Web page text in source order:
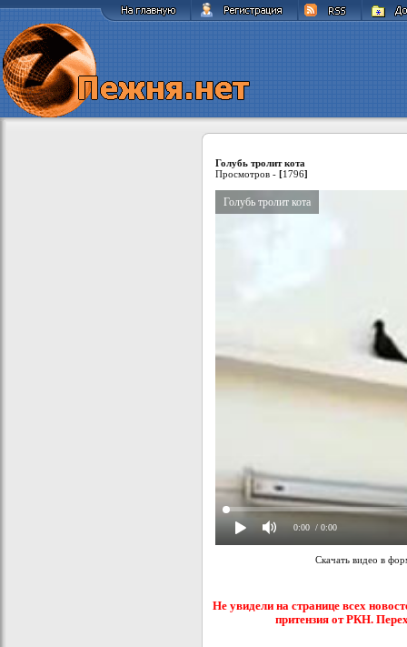
Голубь тролит кота
Просмотров - [1796]
Голубь тролит кота
0:00 / 0:00
Скачать видео в
Не увидели на странице всех
притензия от РКН.